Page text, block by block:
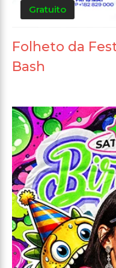
Gratuito
Folheto da
Bash